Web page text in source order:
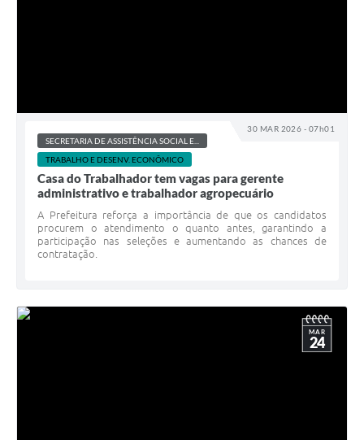
30 MAR 2026 - 07h01
SECRETARIA DE ASSISTÊNCIA SOCIAL E...
TRABALHO E DESENV. ECONÔMICO
Casa do Trabalhador tem vagas para gerente
administrativo e trabalhador agropecuário
A Prefeitura reforça a importância de que os candidatos
procurem o atendimento o quanto antes, garantindo a
participação nas seleções e aumentando as chances de
contratação.
MAR
24